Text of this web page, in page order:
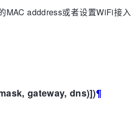
MAC adddress或者设置WiFi接入
gateway, dns)])¶